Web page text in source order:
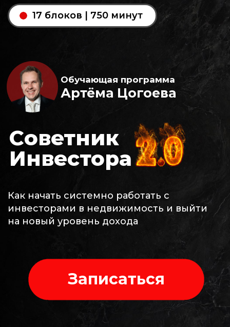
17 блоков | 750 минут
Обучающая программа
Артёма Цогоева
Cоветник
Инвестора
Как начать системно работать с
инвесторами в недвижимость и выйти
на новый уровень дохода
Записаться